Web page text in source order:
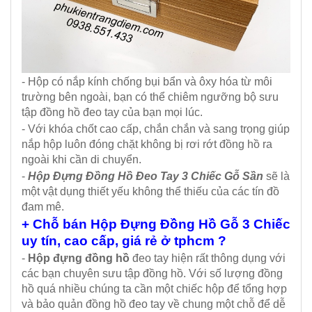
- Hộp có nắp kính chống bụi bẩn và ôxy hóa từ môi
trường bên ngoài, bạn có thể chiêm ngưỡng bộ sưu
tập đồng hồ đeo tay của bạn mọi lúc.
- Với khóa chốt cao cấp, chắn chắn và sang trọng giúp
nắp hộp luôn đóng chặt không bị rơi rớt đồng hồ ra
ngoài khi cần di chuyển.
- Hộp Đựng Đồng Hồ Đeo Tay 3 Chiếc Gỗ Sần sẽ là
một vật dụng thiết yếu không thể thiếu của các tín đồ
đam mê.
+ Chỗ bán Hộp Đựng Đồng Hồ Gỗ 3 Chiếc
uy tín, cao cấp, giá rẻ ở tphcm ?
- Hộp đựng đồng hồ đeo tay hiện rất thông dụng với
các bạn chuyên sưu tập đồng hồ. Với số lượng đồng
hồ quá nhiều chúng ta cần một chiếc hộp để tổng hợp
và bảo quản đồng hồ đeo tay về chung một chỗ để dễ